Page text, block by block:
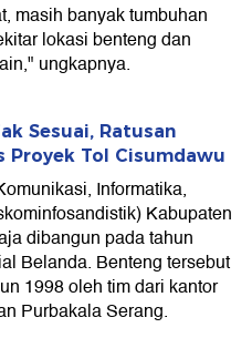
masih banyak tumbuhan
lokasi benteng dan
ungkapnya.
Sesuai, Ratusan
Proyek Tol Cisumdawu
Informatika,
Kabupaten
dibangun pada tahun
Belanda. Benteng tersebut
1998 oleh tim dari kantor
Purbakala Serang.